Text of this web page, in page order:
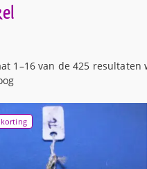
1–16 van de 425 resultaten